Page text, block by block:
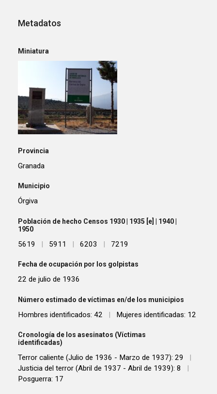
Metadatos
Miniatura
Provincia
Granada
Municipio
Órgiva
Población de hecho Censos 1930 | 1935 [e] | 1940 |
1950
5619 | 5911 | 6203 | 7219
Fecha de ocupación por los golpistas
22 de julio de 1936
Número estimado de víctimas en/de los municipios
Hombres identificados: 42 | Mujeres identificadas: 12
Cronología de los asesinatos (Víctimas
identificadas)
Terror caliente (Julio de 1936 - Marzo de 1937): 29
|
Justicia del terror (Abril de 1937 - Abril de 1939): 8
|
Posguerra: 17